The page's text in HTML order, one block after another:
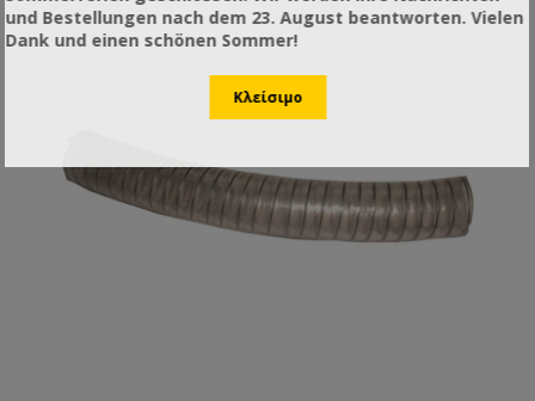
und Bestellungen nach dem 23. August beantworten. Vielen
Dank und einen schönen Sommer!